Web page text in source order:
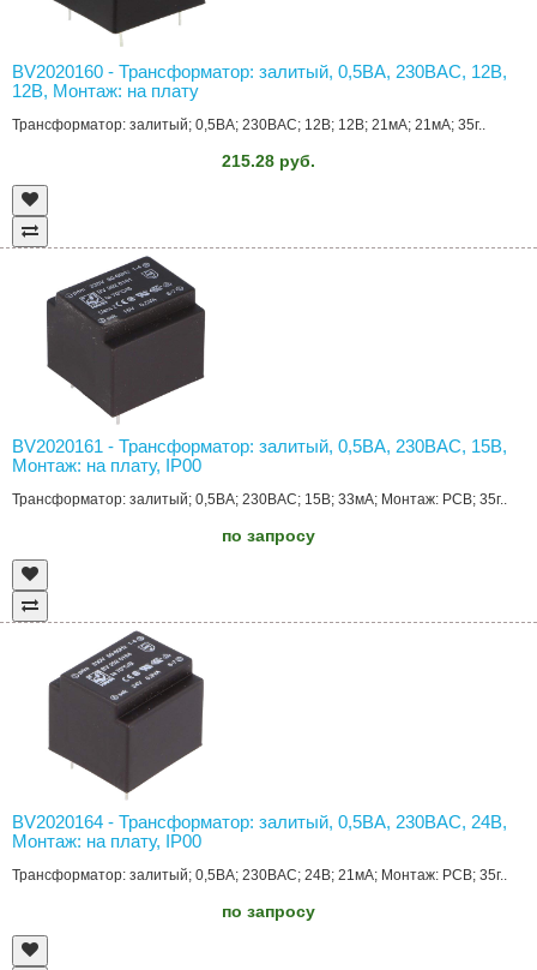
BV2020160 - Трансформатор: залитый, 0,5ВА, 230ВAC, 12В,
12В, Монтаж: на плату
Трансформатор: залитый; 0,5ВА; 230ВAC; 12В; 12В; 21мА; 21мА; 35г..
215.28 руб.
BV2020161 - Трансформатор: залитый, 0,5ВА, 230ВAC, 15В,
Монтаж: на плату, IP00
Трансформатор: залитый; 0,5ВА; 230ВAC; 15В; 33мА; Монтаж: PCB; 35г..
по запросу
BV2020164 - Трансформатор: залитый, 0,5ВА, 230ВAC, 24В,
Монтаж: на плату, IP00
Трансформатор: залитый; 0,5ВА; 230ВAC; 24В; 21мА; Монтаж: PCB; 35г..
по запросу